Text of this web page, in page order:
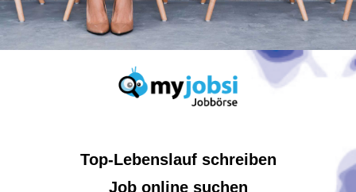
Top-Lebenslauf schreiben
Job online suchen